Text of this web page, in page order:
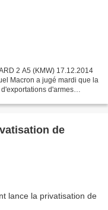
2 A5 (KMW) 17.12.2014
Macron a jugé mardi que la
d'armes
de